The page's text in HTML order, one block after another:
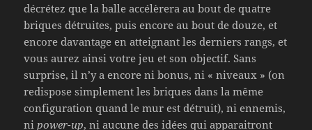
décrétez que la balle accélèrera au bout de quatre
briques détruites, puis encore au bout de douze, et
encore davantage en atteignant les derniers rangs, et
vous aurez ainsi votre jeu et son objectif. Sans
surprise, il n’y a encore ni bonus, ni « niveaux » (on
redispose simplement les briques dans la même
configuration quand le mur est détruit), ni ennemis,
ni power-up, ni aucune des idées qui apparaitront